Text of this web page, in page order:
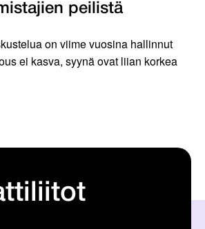
peilistä
on viime vuosina hallinnut
ei kasva, syynä ovat liian korkea